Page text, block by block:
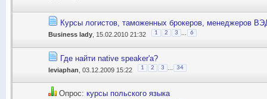
Курсы логистов, таможенных брокеров, менеджеров
Business lady , 15.02.2010 21:32 1 2 3 6
Где найти native speaker'а?
leviaphan , 03.12.2009 15:22 1 2 3 ... 34
Опрос: курсы польского языка